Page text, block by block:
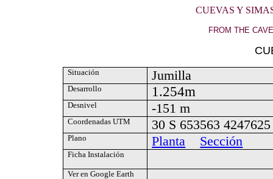
CUEVAS Y
FROM THE
Situación Jumilla
Desarrollo 1.254m
Desnivel -151 m
Coordenadas UTM 30 S 653563 4247625
Plano Planta Sección
Ficha Instalación
Ver en Google Earth